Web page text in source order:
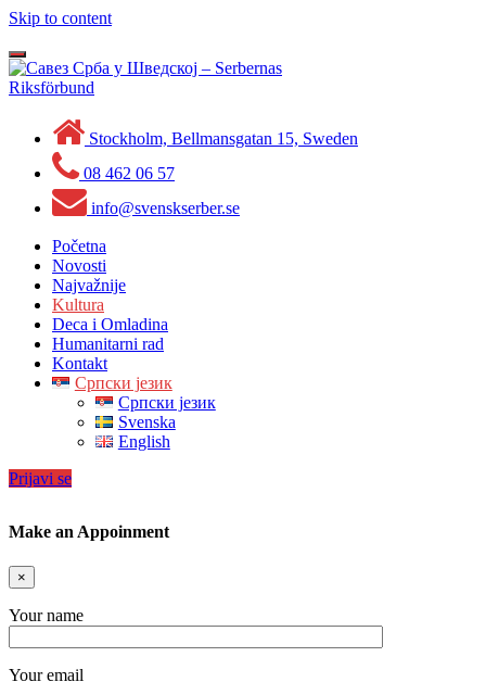
Skip to content
Toggle
navigation
Stockholm, Bellmansgatan 15, Sweden
08 462 06 57
info@svenskserber.se
Početna
Novosti
Najvažnije
Kultura
Deca i Omladina
Humanitarni rad
Kontakt
Српски језик
Српски језик
Svenska
English
Prijavi se
Make an Appoinment
×
Your name
Your email